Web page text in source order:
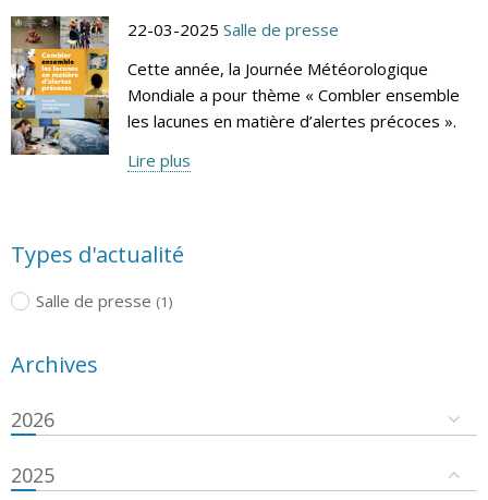
22-03-2025 Salle de presse
Cette année, la Journée Météorologique
Mondiale a pour thème « Combler ensemble
les lacunes en matière d’alertes précoces ».
Lire plus
Types d'actualité
Salle de presse (1)
Archives
2026
2025